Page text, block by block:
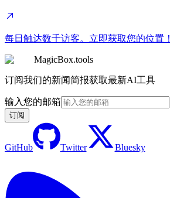
每日触达数千访客。立即获取您的位置！
MagicBox.tools
订阅我们的新闻简报获取最新AI工具
输入您的邮箱
订阅
GitHub Twitter Bluesky